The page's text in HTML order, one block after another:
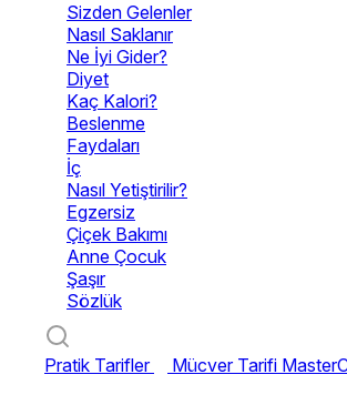
Sizden Gelenler
Nasıl Saklanır
Ne İyi Gider?
Diyet
Kaç Kalori?
Beslenme
Faydaları
İç
Nasıl Yetiştirilir?
Egzersiz
Çiçek Bakımı
Anne Çocuk
Şaşır
Sözlük
Pratik Tarifler Mücver Tarifi